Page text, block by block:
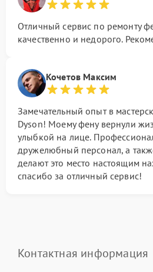
Отличный сервис по ремонту
качественно и недорого.
Кочетов Максим
Замечательный опыт в
Dyson! Моему фену вернули
улыбкой на лице.
дружелюбный персонал, а
делают это место настоящим
спасибо за отличный сервис!
Контактная информация